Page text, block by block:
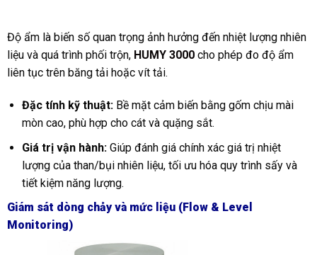
Độ ẩm là biến số quan trọng ảnh hưởng đến nhiệt lượng nhiên
liệu và quá trình phối trộn, HUMY 3000 cho phép đo độ ẩm
liên tục trên băng tải hoặc vít tải.
Đặc tính kỹ thuật:Bề mặt cảm biến bằng gốm chịu mài
mòn cao, phù hợp cho cát và quặng sắt.
Giá trị vận hành:Giúp đánh giá chính xác giá trị nhiệt
lượng của than/bụi nhiên liệu, tối ưu hóa quy trình sấy và
tiết kiệm năng lượng.
Giám sát dòng chảy và mức liệu (Flow & Level
Monitoring)